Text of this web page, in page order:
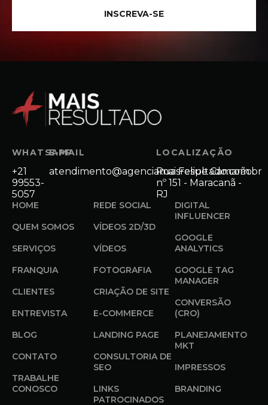
INSCREVA-SE
WHATSAPP
+21
99553-
5057
E-MAIL
atendimento@agenciamaisresultado.com.br
LOCALIZAÇÃO
Rua Felipe Camarão
nº 151 - Maracanã -
RJ
HOME
QUEM SOMOS
SERVIÇOS
FRANQUIA
CLIENTES
ENTREVISTA
BLOG
CONTATO
TRABALHE
CONOSCO
REDE SOCIAL
VÍDEOS 2D/3D
VÍDEOS
FOTOGRAFIA
CRIAÇÃO DE SITE
E-COMMERCE
LANDING PAGE
CONSULTORIA DE
SEO
LINKS
PATROCINADOS
DIGITAL
INFLUENCER
GOOGLE
ANALYTICS
GOOGLE TAG
MANAGER
CONVERSÃO
(CRO)
PLANEJAMENTO
MKT
IMPRESSOS
BRANDING